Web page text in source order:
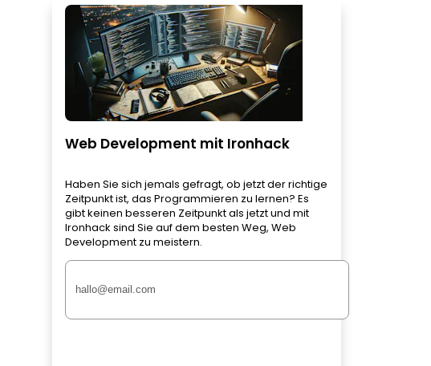
Web Development mit Ironhack
Haben Sie sich jemals gefragt, ob jetzt der richtige
Zeitpunkt ist, das Programmieren zu lernen? Es
gibt keinen besseren Zeitpunkt als jetzt und mit
Ironhack sind Sie auf dem besten Weg, Web
Development zu meistern.